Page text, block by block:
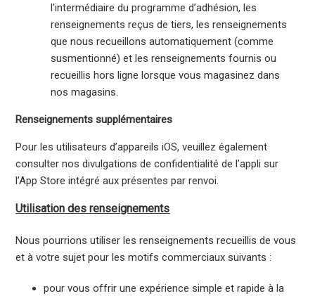
l’intermédiaire du programme d’adhésion, les
renseignements reçus de tiers, les renseignements
que nous recueillons automatiquement (comme
susmentionné) et les renseignements fournis ou
recueillis hors ligne lorsque vous magasinez dans
nos magasins.
Renseignements supplémentaires
Pour les utilisateurs d’appareils iOS, veuillez également
consulter nos divulgations de confidentialité de l’appli sur
l’App Store intégré aux présentes par renvoi.
Utilisation des renseignements
Nous pourrions utiliser les renseignements recueillis de vous
et à votre sujet pour les motifs commerciaux suivants :
pour vous offrir une expérience simple et rapide à la